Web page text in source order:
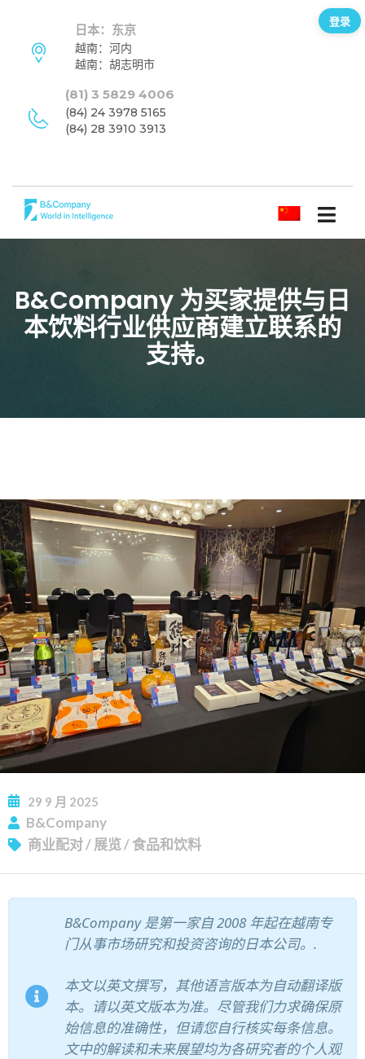
日本：东京
越南：河内
越南：胡志明市
(81) 3 5829 4006
(84) 24 3978 5165
(84) 28 3910 3913
简体中文
B&Company 为买家提供与日
本饮料行业供应商建立联系的
支持。
29 9 月 2025
B&Company
商业配对/展览/食品和饮料
B&Company 是第一家自 2008 年起在越南专
门从事市场研究和投资咨询的日本公司。.
本文以英文撰写，其他语言版本为自动翻译版
本。请以英文版本为准。尽管我们力求确保原
始信息的准确性，但请您自行核实每条信息。
文中的解读和未来展望均为各研究者的个人观
登录
订阅新闻通讯